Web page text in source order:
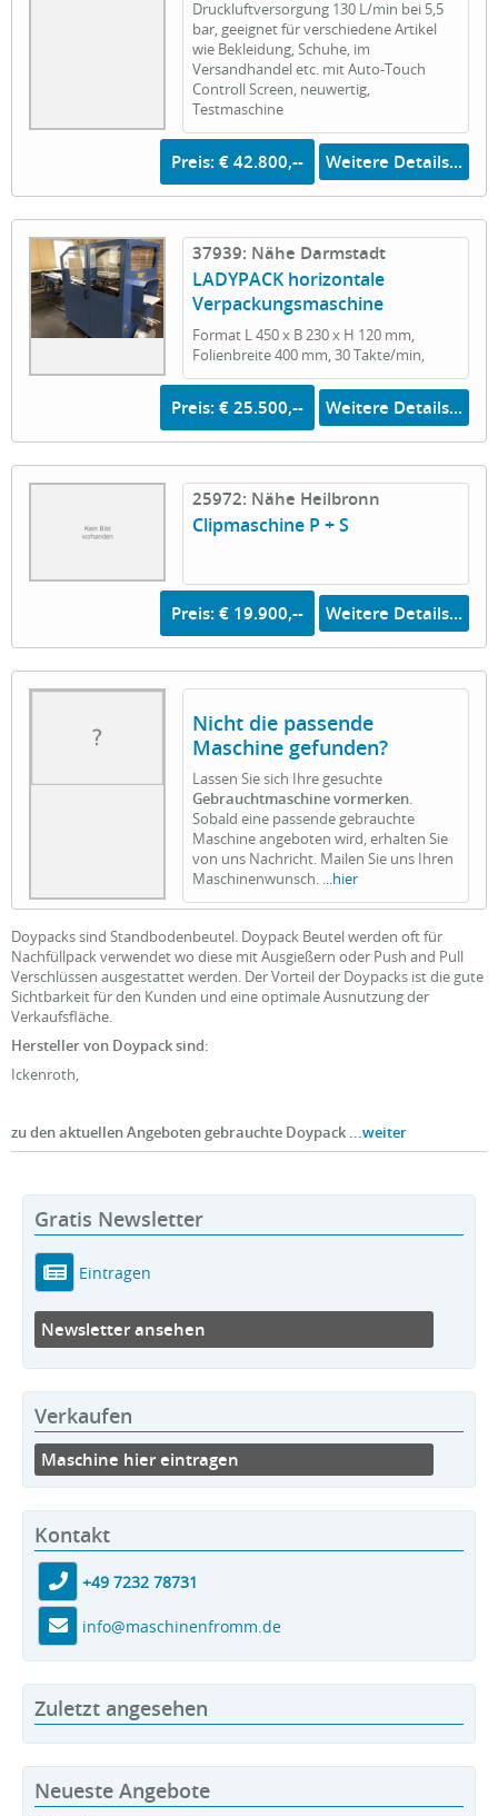
Druckluftversorgung 130 L/min bei 5,5
bar, geeignet für verschiedene Artikel
wie Bekleidung, Schuhe, im
Versandhandel etc. mit Auto-Touch
Controll Screen, neuwertig,
Testmaschine
Preis: € 42.800,-- Weitere Details...
37939: Nähe Darmstadt
LADYPACK horizontale
Verpackungsmaschine
Format L 450 x B 230 x H 120 mm,
Folienbreite 400 mm, 30 Takte/min,
Preis: € 25.500,-- Weitere Details...
25972: Nähe Heilbronn
Clipmaschine P + S
Preis: € 19.900,-- Weitere Details...
Nicht die passende
Maschine gefunden?
Lassen Sie sich Ihre gesuchte
Gebrauchtmaschine vormerken.
Sobald eine passende gebrauchte
Maschine angeboten wird, erhalten Sie
von uns Nachricht. Mailen Sie uns Ihren
Maschinenwunsch. ...hier
Doypacks sind Standbodenbeutel. Doypack Beutel werden oft für
Nachfüllpack verwendet wo diese mit Ausgießern oder Push and Pull
Verschlüssen ausgestattet werden. Der Vorteil der Doypacks ist die gute
Sichtbarkeit für den Kunden und eine optimale Ausnutzung der
Verkaufsfläche.
Hersteller von Doypack sind:
Ickenroth,
zu den aktuellen Angeboten gebrauchte Doypack ...weiter
Gratis Newsletter
Eintragen
Newsletter ansehen
Verkaufen
Maschine hier eintragen
Kontakt
+49 7232 78731
info@maschinenfromm.de
Zuletzt angesehen
Neueste Angebote